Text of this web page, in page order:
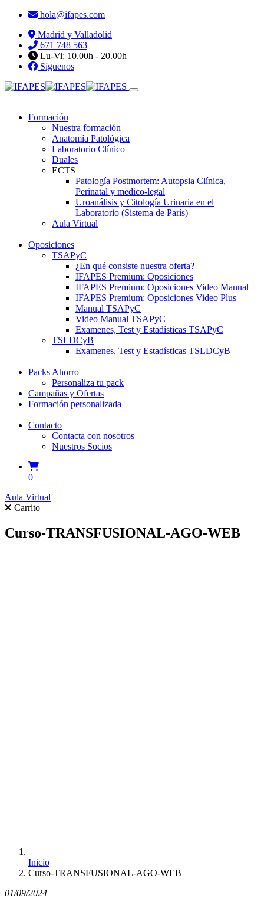
hola@ifapes.com
Madrid y Valladolid
671 748 563
Lu-Vi: 10.00h - 20.00h
Síguenos
Formación
Nuestra formación
Anatomía Patológica
Laboratorio Clínico
Duales
ECTS
Patología Postmortem: Autopsia Clínica,
Perinatal y medico-legal
Uroanálisis y Citología Urinaria en el
Laboratorio (Sistema de París)
Aula Virtual
Oposiciones
TSAPyC
¿En qué consiste nuestra oferta?
IFAPES Premium: Oposiciones
IFAPES Premium: Oposiciones Video Manual
IFAPES Premium: Oposiciones Video Plus
Manual TSAPyC
Video Manual TSAPyC
Examenes, Test y Estadísticas TSAPyC
TSLDCyB
Examenes, Test y Estadísticas TSLDCyB
Packs Ahorro
Personaliza tu pack
Campañas y Ofertas
Formación personalizada
Contacto
Contacta con nosotros
Nuestros Socios
0
Aula Virtual
Carrito
Curso-TRANSFUSIONAL-AGO-WEB
Inicio
Curso-TRANSFUSIONAL-AGO-WEB
01/09/2024